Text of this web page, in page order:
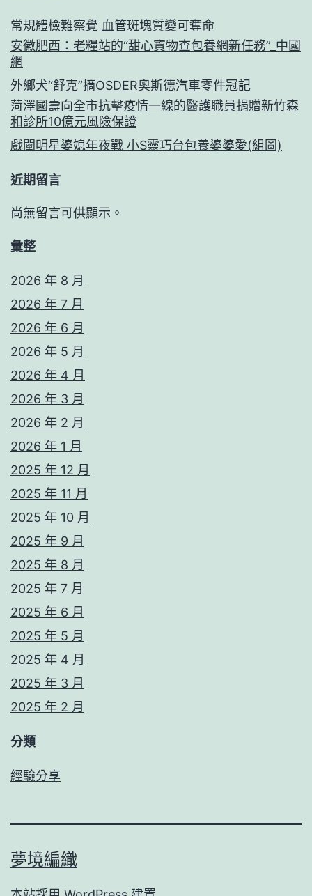
常規體檢難察覺 血管斑塊質變可奪命
安徽肥西：老糧站的“甜心寶物查包養網新任務”_中國
網
外鄉犬“舒克”摘OSDER奧斯德汽車零件冠記
菏澤國壽向全市抗擊疫情一線的醫護職員捐贈新竹森
和診所10億元風險保證
戲闡明星婆媳年夜戰 小S靈巧台包養婆婆愛(組圖)
近期留言
尚無留言可供顯示。
彙整
2026 年 8 月
2026 年 7 月
2026 年 6 月
2026 年 5 月
2026 年 4 月
2026 年 3 月
2026 年 2 月
2026 年 1 月
2025 年 12 月
2025 年 11 月
2025 年 10 月
2025 年 9 月
2025 年 8 月
2025 年 7 月
2025 年 6 月
2025 年 5 月
2025 年 4 月
2025 年 3 月
2025 年 2 月
分類
經驗分享
夢境編織